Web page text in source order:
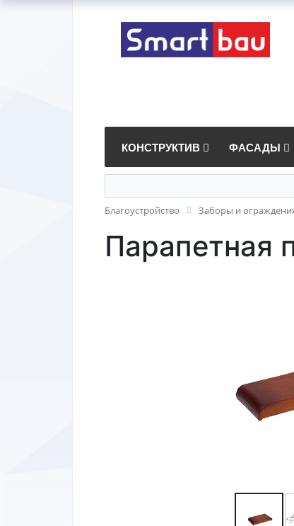
КОНСТРУКТИВ ФАСАДЫ
Благоустройство Заборы и
Парапетная